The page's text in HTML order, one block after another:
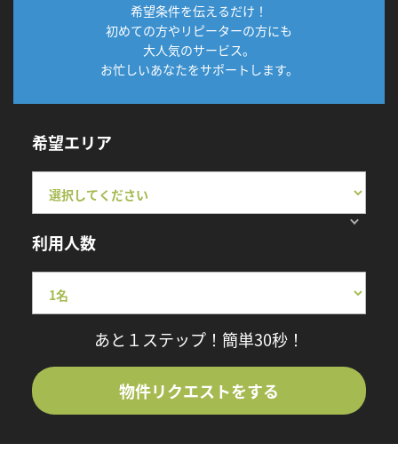
希望条件を伝えるだけ！
初めての方やリピーターの方にも
大人気のサービス。
お忙しいあなたをサポートします。
希望エリア
利用人数
あと１ステップ！簡単30秒！
物件リクエストをする